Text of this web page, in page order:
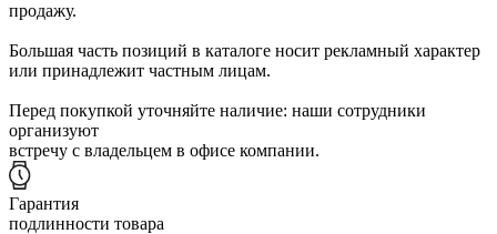
продажу.
Большая часть позиций в каталоге носит рекламный характер
или принадлежит частным лицам.
Перед покупкой уточняйте наличие: наши сотрудники
организуют
встречу с владельцем в офисе компании.
Гарантия
подлинности товара